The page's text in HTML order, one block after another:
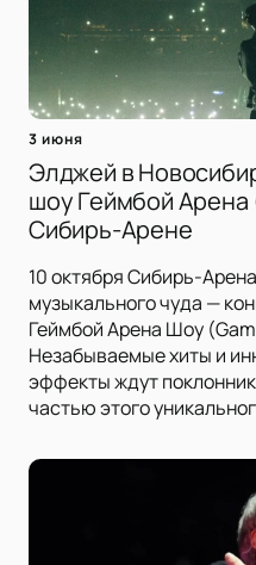
3 июня
Элджей в
шоу Геймбой Арена
Сибирь-Арене
10 октября Сибирь-
музыкального чуда —
Геймбой Арена Шоу
Незабываемые хиты и
эффекты ждут
частью этого